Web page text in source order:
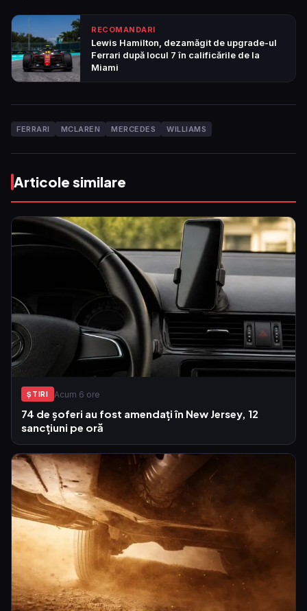
RECOMANDARI
Lewis Hamilton, dezamăgit de upgrade-ul
Ferrari după locul 7 în calificările de la
Miami
FERRARI MCLAREN MERCEDES WILLIAMS
Articole similare
ŞTIRI Acum 6 ore
74 de șoferi au fost amendați în New Jersey, 12
sancțiuni pe oră